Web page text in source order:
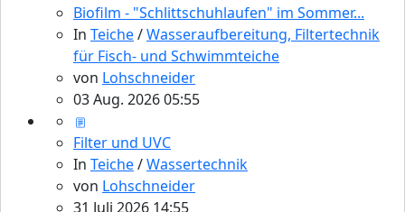
Biofilm - "Schlittschuhlaufen" im Sommer...
In Teiche/Wasseraufbereitung, Filtertechnik
für Fisch- und Schwimmteiche
von Lohschneider
03 Aug. 2026 05:55
Filter und UVC
In Teiche/Wassertechnik
von Lohschneider
31 Juli 2026 14:55